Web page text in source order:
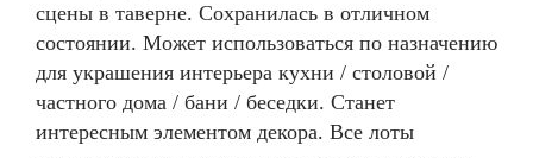
сцены в таверне. Сохранилась в отличном
состоянии. Может использоваться по назначению
для украшения интерьера кухни / столовой /
частного дома / бани / беседки. Станет
интересным элементом декора. Все лоты